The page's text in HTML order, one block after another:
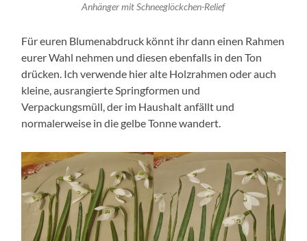
Anhänger mit Schneeglöckchen-Relief
Für euren Blumenabdruck könnt ihr dann einen Rahmen
eurer Wahl nehmen und diesen ebenfalls in den Ton
drücken. Ich verwende hier alte Holzrahmen oder auch
kleine, ausrangierte Springformen und
Verpackungsmüll, der im Haushalt anfällt und
normalerweise in die gelbe Tonne wandert.